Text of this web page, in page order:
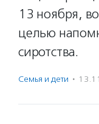
13 ноября,
целью
сиротства.
Семья и дети ·